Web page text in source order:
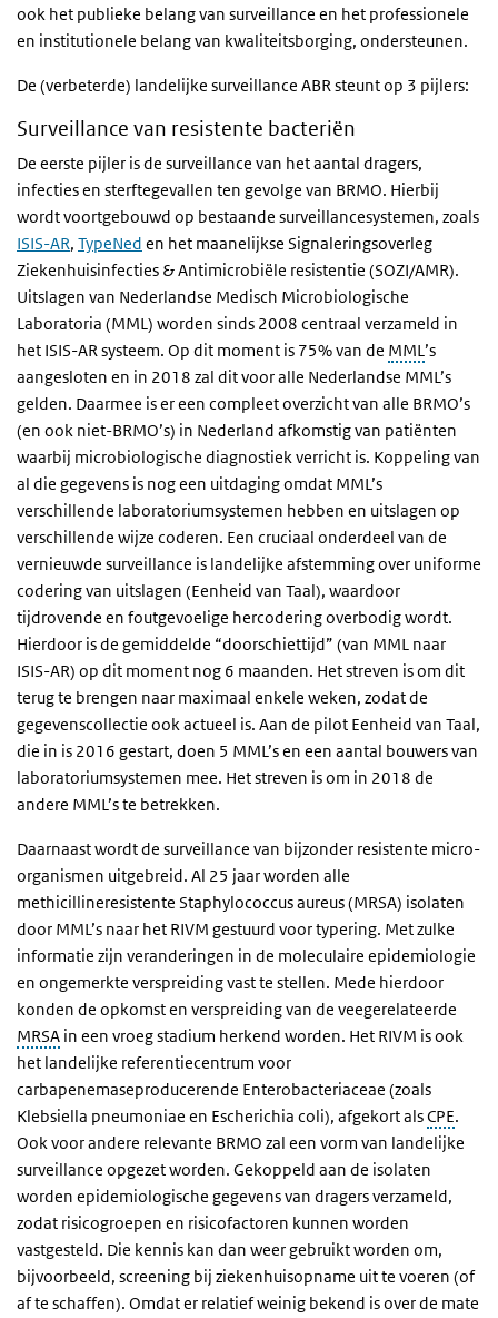
ook het publieke belang van surveillance en het professionele
en institutionele belang van kwaliteitsborging, ondersteunen.
De (verbeterde) landelijke surveillance ABR steunt op 3 pijlers:
Surveillance van resistente bacteriën
De eerste pijler is de surveillance van het aantal dragers,
infecties en sterftegevallen ten gevolge van BRMO. Hierbij
wordt voortgebouwd op bestaande surveillancesystemen, zoals
ISIS-AR, TypeNed en het maanelijkse Signaleringsoverleg
Ziekenhuisinfecties & Antimicrobiële resistentie (SOZI/AMR).
Uitslagen van Nederlandse Medisch Microbiologische
Laboratoria (MML) worden sinds 2008 centraal verzameld in
het ISIS-AR systeem. Op dit moment is 75% van de MML’s
aangesloten en in 2018 zal dit voor alle Nederlandse MML’s
gelden. Daarmee is er een compleet overzicht van alle BRMO’s
(en ook niet-BRMO’s) in Nederland afkomstig van patiënten
waarbij microbiologische diagnostiek verricht is. Koppeling van
al die gegevens is nog een uitdaging omdat MML’s
verschillende laboratoriumsystemen hebben en uitslagen op
verschillende wijze coderen. Een cruciaal onderdeel van de
vernieuwde surveillance is landelijke afstemming over uniforme
codering van uitslagen (Eenheid van Taal), waardoor
tijdrovende en foutgevoelige hercodering overbodig wordt.
Hierdoor is de gemiddelde “doorschiettijd” (van MML naar
ISIS-AR) op dit moment nog 6 maanden. Het streven is om dit
terug te brengen naar maximaal enkele weken, zodat de
gegevenscollectie ook actueel is. Aan de pilot Eenheid van Taal,
die in is 2016 gestart, doen 5 MML’s en een aantal bouwers van
laboratoriumsystemen mee. Het streven is om in 2018 de
andere MML’s te betrekken.
Daarnaast wordt de surveillance van bijzonder resistente micro-
organismen uitgebreid. Al 25 jaar worden alle
methicillineresistente Staphylococcus aureus(MRSA) isolaten
door MML’s naar het RIVM gestuurd voor typering. Met zulke
informatie zijn veranderingen in de moleculaire epidemiologie
en ongemerkte verspreiding vast te stellen. Mede hierdoor
konden de opkomst en verspreiding van de veegerelateerde
MRSA in een vroeg stadium herkend worden. Het RIVM is ook
het landelijke referentiecentrum voor
carbapenemaseproducerende Enterobacteriaceae (zoals
Klebsiella pneumoniae en Escherichia coli), afgekort alsCPE.
Ook voor andere relevante BRMO zal een vorm van landelijke
surveillance opgezet worden. Gekoppeld aan de isolaten
worden epidemiologische gegevens van dragers verzameld,
zodat risicogroepen en risicofactoren kunnen worden
vastgesteld. Die kennis kan dan weer gebruikt worden om,
bijvoorbeeld, screening bij ziekenhuisopname uit te voeren (of
af te schaffen). Omdat er relatief weinig bekend is over de mate